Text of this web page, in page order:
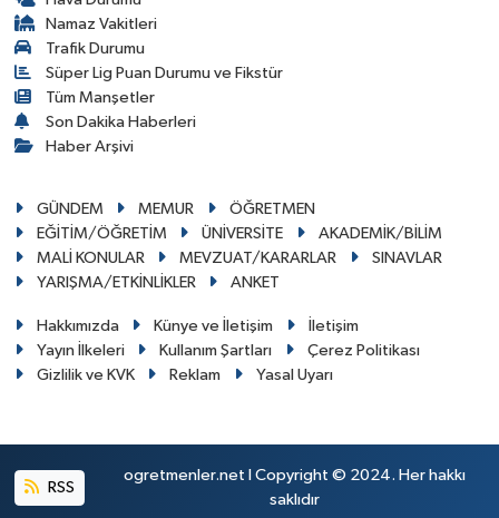
Namaz Vakitleri
Trafik Durumu
Süper Lig Puan Durumu ve Fikstür
Tüm Manşetler
Son Dakika Haberleri
Haber Arşivi
GÜNDEM MEMUR
ÖĞRETMEN
EĞİTİM/ÖĞRETİM
ÜNİVERSİTE
AKADEMİK/BİLİM
MALİ KONULAR
MEVZUAT/KARARLAR
SINAVLAR
YARIŞMA/ETKİNLİKLER
ANKET
Hakkımızda Künye ve İletişim
İletişim
Yayın İlkeleri
Kullanım Şartları
Çerez Politikası
Gizlilik ve KVK
Reklam Yasal Uyarı
RSS
ogretmenler.net I Copyright © 2024. Her hakkı
saklıdır